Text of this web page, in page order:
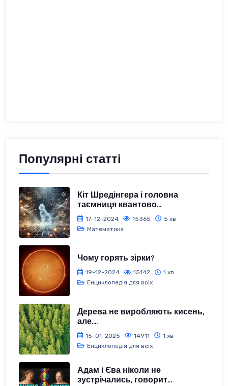
Популярні статті
Кіт Шредінгера і головна
таємниця квантово...
17-12-2024 15365
5 хв
Математика
Чому горять зірки?
19-12-2024 15142
1 хв
Енциклопедія для всіх
Дерева не виробляють кисень,
але....
15-01-2025 14911
1 хв
Енциклопедія для всіх
Адам і Єва ніколи не
зустрічались, говорит...